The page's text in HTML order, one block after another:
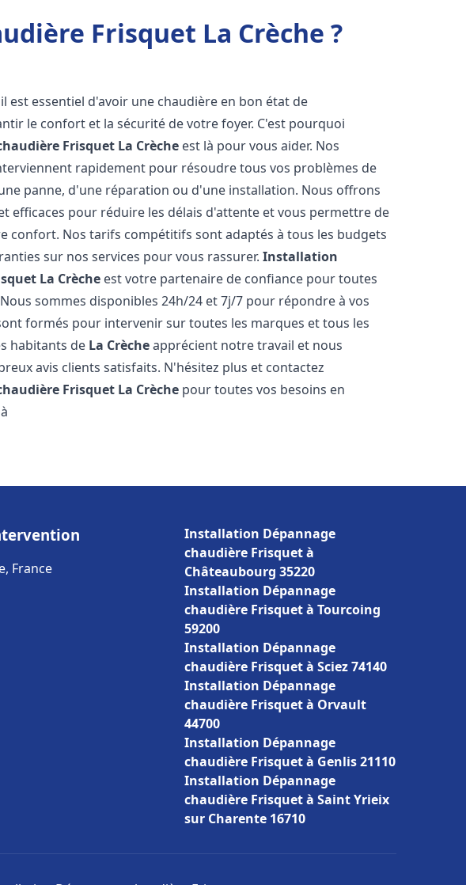
Frisquet La Crèche ?
est essentiel d'avoir une chaudière en bon état de
le confort et la sécurité de votre foyer. C'est pourquoi
Frisquet La Crèche est là pour vous aider. Nos
rapidement pour résoudre tous vos problèmes de
panne, d'une réparation ou d'une installation. Nous offrons
efficaces pour réduire les délais d'attente et vous permettre de
confort. Nos tarifs compétitifs sont adaptés à tous les budgets
sur nos services pour vous rassurer.Installation
La Crèche est votre partenaire de confiance pour toutes
sommes disponibles 24h/24 et 7j/7 pour répondre à vos
formés pour intervenir sur toutes les marques et tous les
habitants de La Crècheapprécient notre travail et nous
avis clients satisfaits. N'hésitez plus et contactez
Frisquet La Crèche pour toutes vos besoins en
France
Installation Dépannage
chaudière Frisquet à
Châteaubourg 35220
Installation Dépannage
chaudière Frisquet à Tourcoing
59200
Installation Dépannage
chaudière Frisquet à Sciez 74140
Installation Dépannage
chaudière Frisquet à Orvault
44700
Installation Dépannage
chaudière Frisquet à Genlis 21110
Installation Dépannage
chaudière Frisquet à Saint Yrieix
sur Charente 16710